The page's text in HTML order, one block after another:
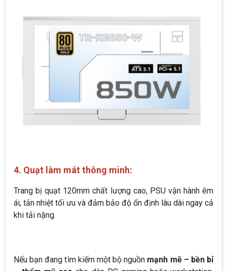
4. Quạt làm mát thông minh:
Trang bị quạt 120mm chất lượng cao, PSU vận hành êm
ái, tản nhiệt tối ưu và đảm bảo độ ổn định lâu dài ngay cả
khi tải nặng.
Nếu bạn đang tìm kiếm một bộ nguồn mạnh mẽ – bền bỉ